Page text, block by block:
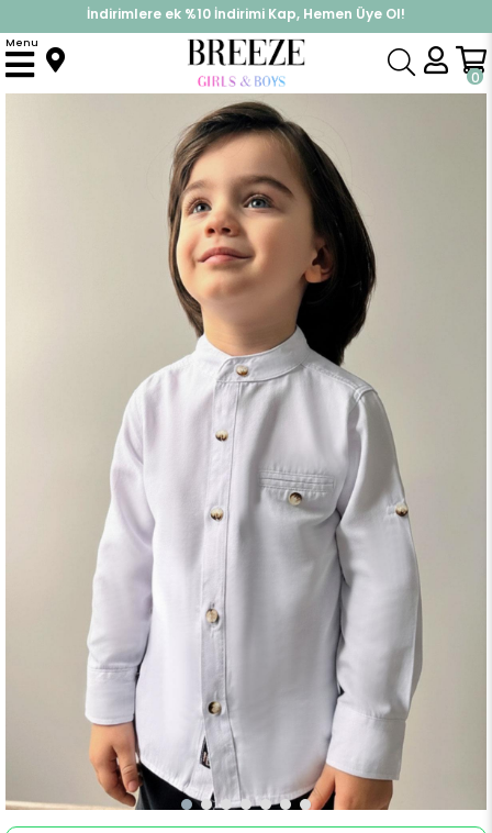
%30 Sepette Yaz İndirimi, Hemen Al!
İndirimlere ek %10 İndirimi Kap, Hemen Üye Ol!
0
Menu
Anasayfa Üst Giyim Gömlek Erkek Bebek Gömlek Düğmeli Armalı Beyaz (9 Ay-3 Yaş)